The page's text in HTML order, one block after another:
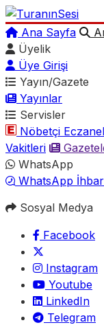
Ana Sayfa
Üyelik
Üye Girişi
Yayın/Gazete
Yayınlar
Servisler
Nöbetçi
Vakitleri
WhatsApp
WhatsApp
Sosyal Medya
Facebook
Instagram
Youtube
LinkedIn
Telegram